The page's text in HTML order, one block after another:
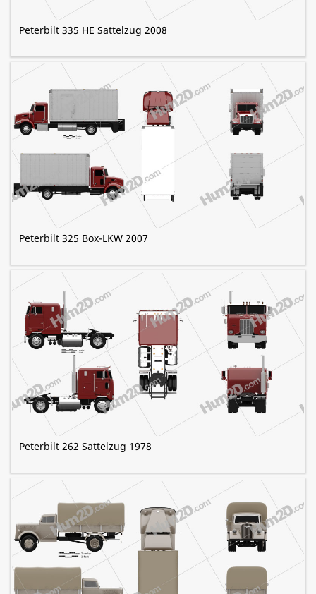
Peterbilt 335 HE Sattelzug 2008
Peterbilt 325 Box-LKW 2007
Peterbilt 262 Sattelzug 1978